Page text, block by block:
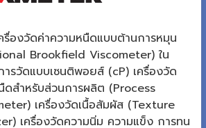
รื่องวัดค่าความหนืดแบบต้านการหมุน
Brookfield Viscometer) ใน
รวัดแบบเซนติพอยส์ (cP) เครื่องวัด
ดสำหรับส่วนการผลิต (Process
เครื่องวัดเนื้อสัมผัส (Texture
เครื่องวัดความนิ่ม ความแข็ง การทน